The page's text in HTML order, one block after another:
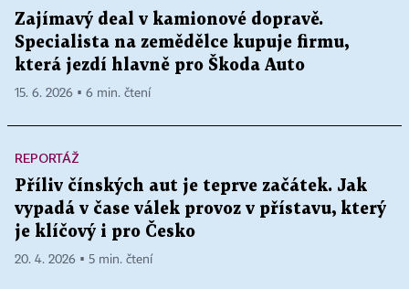
Zajímavý deal v kamionové dopravě.
Specialista na zemědělce kupuje firmu,
která jezdí hlavně pro Škoda Auto
15. 6. 2026 ▪ 6 min. čtení
REPORTÁŽ
Příliv čínských aut je teprve začátek. Jak
vypadá v čase válek provoz v přístavu, který
je klíčový i pro Česko
20. 4. 2026 ▪ 5 min. čtení